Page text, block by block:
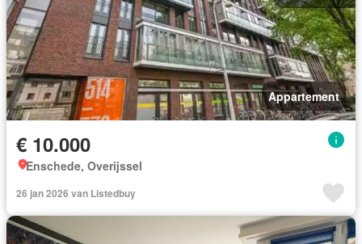
Appartement
€ 10.000
Enschede, Overijssel
26 jan 2026 van Listedbuy